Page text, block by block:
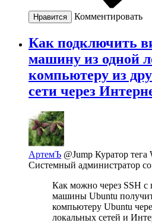
Нравится Комментировать
Как подключить
машину из одной
компьютеру из
сети через
АртемЪ @Jump Куратор тега
Системный администратор
Как можно через SSH с
машины Ubuntu
компьютеру Ubuntu
локальных сетей и